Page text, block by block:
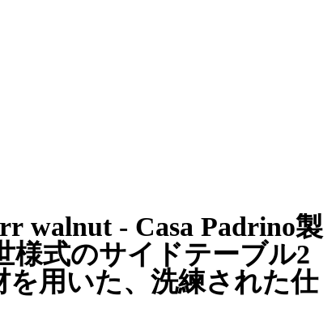
walnut - Casa Padrino製
様式のサイドテーブル2
を用いた、洗練された仕